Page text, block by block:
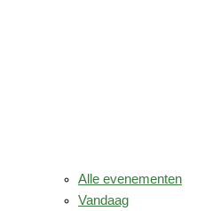
Alle evenementen
Vandaag